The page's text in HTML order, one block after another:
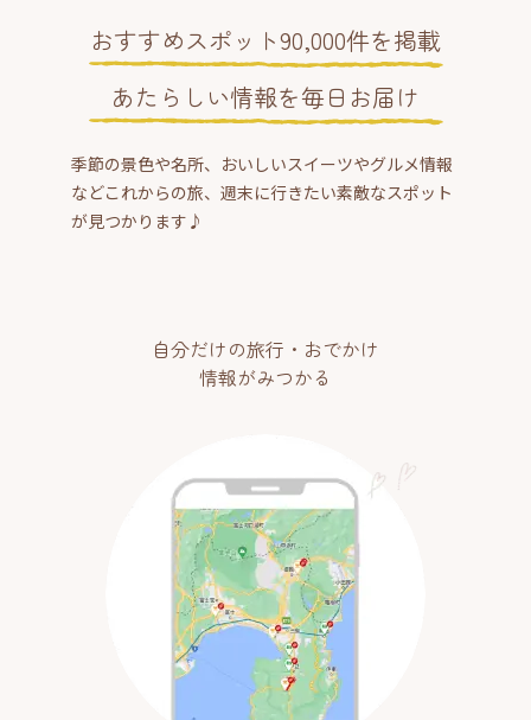
おすすめスポット90,000件を掲載
あたらしい情報を毎日お届け
季節の景色や名所、おいしいスイーツやグルメ情報
などこれからの旅、週末に行きたい素敵なスポット
が見つかります♪
自分だけの旅行・おでかけ
情報がみつかる